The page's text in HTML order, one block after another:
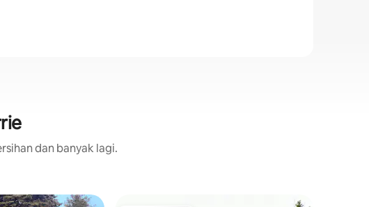
dan banyak lagi.